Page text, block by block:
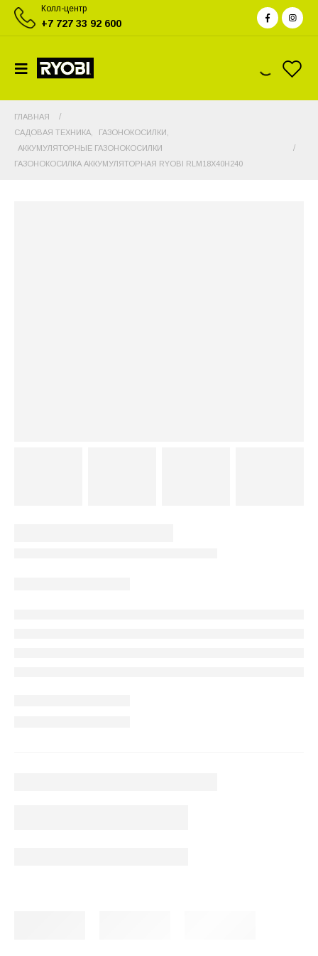
Колл-центр
+7 727 33 92 600
ГЛАВНАЯ
САДОВАЯ ТЕХНИКА
ГАЗОНОКОСИЛКИ
АККУМУЛЯТОРНЫЕ ГАЗОНОКОСИЛКИ
ГАЗОНОКОСИЛКА АККУМУЛЯТОРНАЯ RYOBI RLM18X40H240